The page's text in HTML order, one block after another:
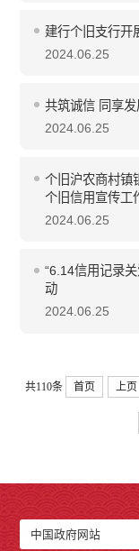
建行个旧支行开
2024.06.25
共筑诚信 同享发
2024.06.25
个旧沪农商村镇
个旧信用宣传工
2024.06.25
“6.14信用记录
动
2024.06.25
共110条 首页 上页
中国政府网站